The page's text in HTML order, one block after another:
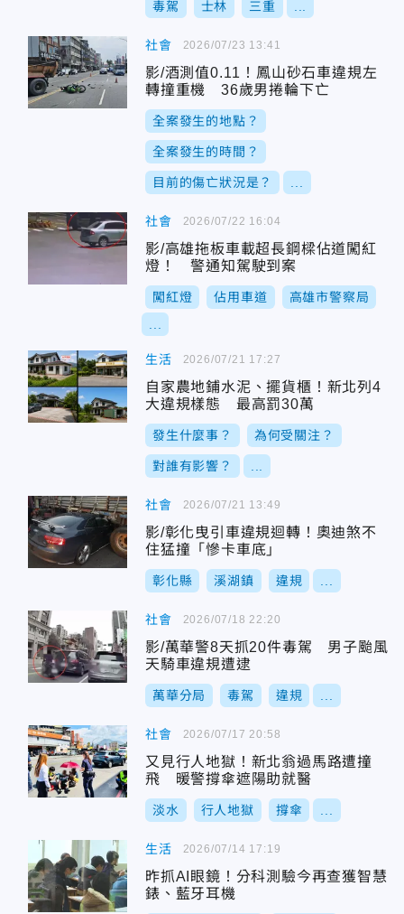
毒駕 士林 三重
社會
影/酒測值0.11！鳳山砂石車違規左
轉撞重機 36歲男捲輪下亡
全案發生的地點？
全案發生的時間？
目前的傷亡狀況是？
2026/07/23 13:41
社會
影/高雄拖板車載超長鋼樑佔道闖紅
燈！ 警通知駕駛到案
闖紅燈 佔用車道 高雄市警察局
2026/07/22 16:04
生活
自家農地鋪水泥、擺貨櫃！新北列4
大違規樣態 最高罰30萬
發生什麼事？ 為何受關注？
對誰有影響？
2026/07/21 17:27
社會
影/彰化曳引車違規迴轉！奧迪煞不
住猛撞「慘卡車底」
彰化縣 溪湖鎮 違規
2026/07/21 13:49
社會
影/萬華警8天抓20件毒駕 男子颱風
天騎車違規遭逮
萬華分局 毒駕 違規
2026/07/18 22:20
社會
又見行人地獄！新北翁過馬路遭撞
飛 暖警撐傘遮陽助就醫
淡水 行人地獄 撐傘
2026/07/17 20:58
生活
昨抓AI眼鏡！分科測驗今再查獲智慧
錶、藍牙耳機
2026/07/14 17:19